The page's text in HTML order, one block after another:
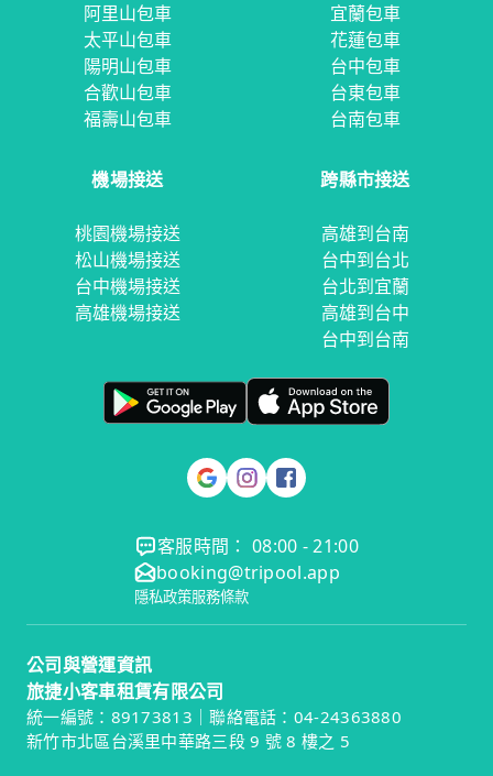
阿里山包車
太平山包車
陽明山包車
合歡山包車
福壽山包車
宜蘭包車
花蓮包車
台中包車
台東包車
台南包車
機場接送
桃園機場接送
松山機場接送
台中機場接送
高雄機場接送
跨縣市接送
高雄到台南
台中到台北
台北到宜蘭
高雄到台中
台中到台南
客服時間： 08:00 - 21:00
booking@tripool.app
隱私政策服務條款
公司與營運資訊
旅捷小客車租賃有限公司
統一編號：89173813｜聯絡電話：04-24363880
新竹市北區台溪里中華路三段 9 號 8 樓之 5